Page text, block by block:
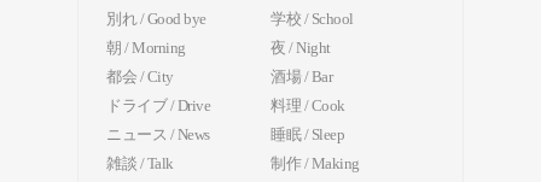
別れ / Good bye
学校 / School
朝 / Morning
夜 / Night
都会 / City
酒場 / Bar
ドライブ / Drive
料理 / Cook
ニュース / News
睡眠 / Sleep
雑談 / Talk
制作 / Making